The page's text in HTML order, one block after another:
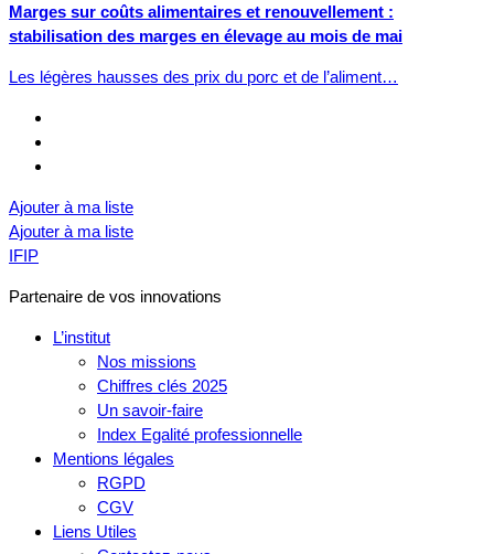
Marges sur coûts alimentaires et renouvellement :
stabilisation des marges en élevage au mois de mai
Les légères hausses des prix du porc et de l’aliment…
Ajouter à ma liste
Ajouter à ma liste
IFIP
Partenaire de vos innovations
L’institut
Nos missions
Chiffres clés 2025
Un savoir-faire
Index Egalité professionnelle
Mentions légales
RGPD
CGV
Liens Utiles